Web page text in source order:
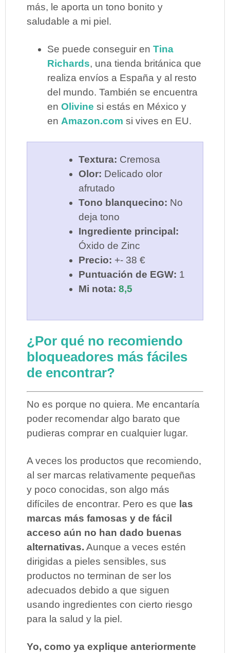
más, le aporta un tono bonito y
saludable a mi piel.
Se puede conseguir enTina
Richards, una tienda británica que
realiza envíos a España y al resto
del mundo. También se encuentra
enOlivine si estás en México y
enAmazon.com si vives en EU.
Textura: Cremosa
Olor: Delicado olor
afrutado
Tono blanquecino: No
deja tono
Ingrediente principal:
Óxido de Zinc
Precio: +- 38 €
Puntuación de EGW: 1
Mi nota:8,5
¿Por qué no recomiendo
bloqueadores más fáciles
de encontrar?
No es porque no quiera. Me encantaría
poder recomendar algo barato que
pudieras comprar en cualquier lugar.
A veces los productos que recomiendo,
al ser marcas relativamente pequeñas
y poco conocidas, son algo más
difíciles de encontrar. Pero es que las
marcas más famosas y de fácil
acceso aún no han dado buenas
alternativas. Aunque a veces estén
dirigidas a pieles sensibles, sus
productos no terminan de ser los
adecuados debido a que siguen
usando ingredientes con cierto riesgo
para la salud y la piel.
Yo, como ya explique anteriormente